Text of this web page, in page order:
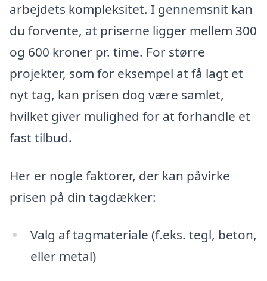
arbejdets kompleksitet. I gennemsnit kan
du forvente, at priserne ligger mellem 300
og 600 kroner pr. time. For større
projekter, som for eksempel at få lagt et
nyt tag, kan prisen dog være samlet,
hvilket giver mulighed for at forhandle et
fast tilbud.
Her er nogle faktorer, der kan påvirke
prisen på din tagdækker:
Valg af tagmateriale (f.eks. tegl, beton,
eller metal)